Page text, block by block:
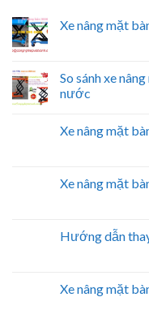
Xe nâng mặt
So sánh xe
nước
Xe nâng mặt
Xe nâng mặt
Hướng dẫn
Xe nâng mặt